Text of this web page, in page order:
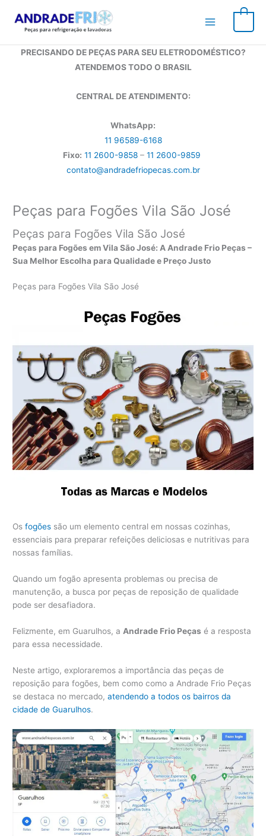
para
conteúdo
PRECISANDO DE PEÇAS PARA SEU ELETRODOMÉSTICO?
ATENDEMOS TODO O BRASIL
CENTRAL DE ATENDIMENTO:
WhatsApp:
11 96589-6168
Fixo: 11 2600-9858 – 11 2600-9859
contato@andradefriopecas.com.br
Peças para Fogões Vila São José
Peças para Fogões Vila São José
Peças para Fogões em Vila São José: A Andrade Frio Peças –
Sua Melhor Escolha para Qualidade e Preço Justo
Peças para Fogões Vila São José
Osfogões são um elemento central em nossas cozinhas,
essenciais para preparar refeições deliciosas e nutritivas para
nossas famílias.
Quando um fogão apresenta problemas ou precisa de
manutenção, a busca por peças de reposição de qualidade
pode ser desafiadora.
Felizmente, em Guarulhos, a Andrade Frio Peças é a resposta
para essa necessidade.
Neste artigo, exploraremos a importância das peças de
reposição para fogões, bem como como a Andrade Frio Peças
se destaca no mercado,atendendo a todos os bairros da
cidade de Guarulhos.